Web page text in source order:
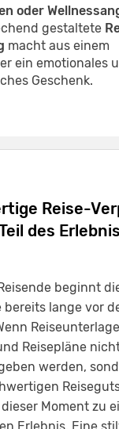
oder
gestaltete
macht aus einem
ein emotionales
Geschenk.
Reise-
des
beginnt
bereits lange vor
Reisepläne
werden,
Moment zu